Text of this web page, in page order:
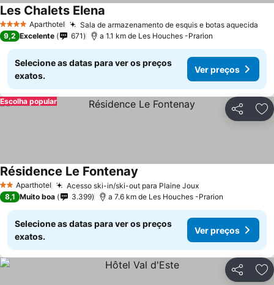
4 EstrelasAparthotel Sala de armazenamento de esquis e botas aquecida
Les Chalets Elena
9,2 Excelente 671 a 1.1 km de Les Houches -Prarion
Selecione as datas para ver os preços
exatos.
Ver preços
Partilhar
Escolha popular
2 EstrelasAparthotel Acesso ski-in/ski-out para Plaine Joux
Résidence Le Fontenay
8,1 Muito boa 3.399 a 7.6 km de Les Houches -Prarion
Selecione as datas para ver os preços
exatos.
Ver preços
Partilhar